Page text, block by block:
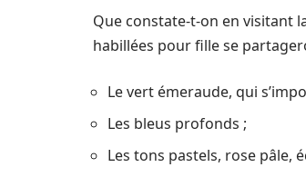
Que constate-t-on en visitant
habillées pour fille se
Le vert émeraude, qui
Les bleus profonds ;
Les tons pastels, rose pâle,